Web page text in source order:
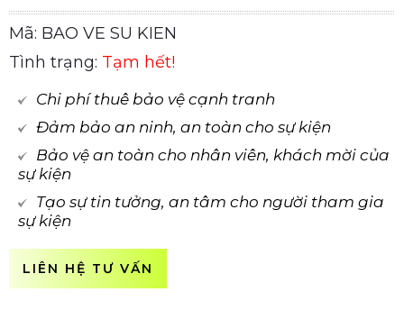
Mã: BAO VE SU KIEN
Tình trạng: Tạm hết!
Chi phí thuê bảo vệ cạnh tranh
Đảm bảo an ninh, an toàn cho sự kiện
Bảo vệ an toàn cho nhân viên, khách mời của
sự kiện
Tạo sự tin tưởng, an tâm cho người tham gia
sự kiện
LIÊN HỆ TƯ VẤN